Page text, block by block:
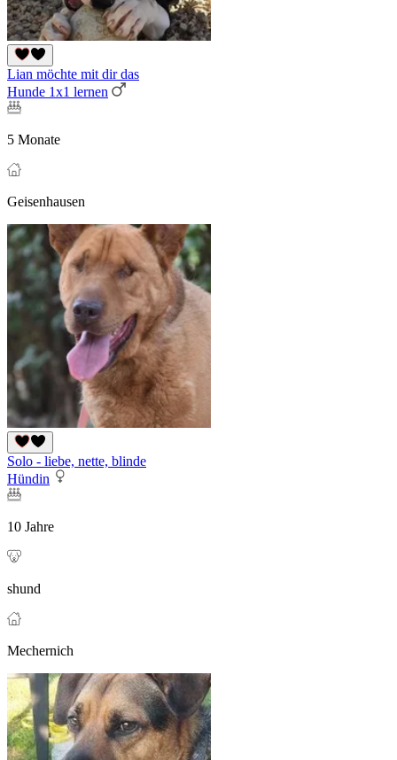
Lian möchte mit dir das
Hunde 1x1 lernen
5 Monate
Geisenhausen
Solo - liebe, nette, blinde
Hündin
10 Jahre
shund
Mechernich